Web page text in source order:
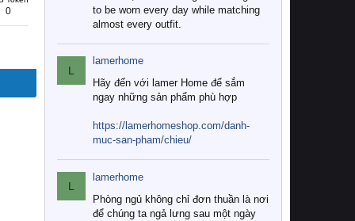
0
to be worn every day while matching
almost every outfit.
L
lamerhome
Hãy đến với lamer Home để sắm
ngay những sản phẩm phù hợp
https://lamerhomeshop.com/danh-
muc-san-pham/chieu/
L
lamerhome
Phòng ngủ không chỉ đơn thuần là nơi
để chúng ta ngả lưng sau một ngày